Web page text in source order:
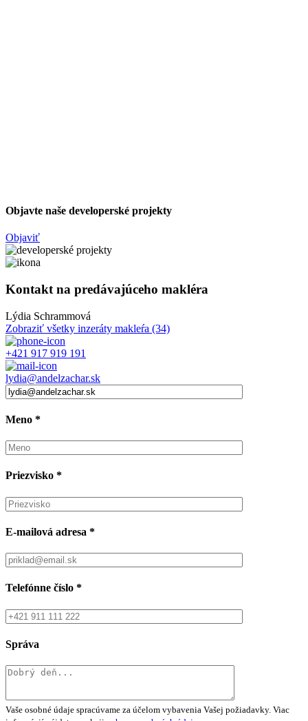
Objavte naše developerské projekty
Objaviť
Kontakt na predávajúceho makléra
Lýdia Schrammová
Zobraziť všetky inzeráty makleŕa (34)
+421 917 919 191
lydia@andelzachar.sk
Meno *
Priezvisko *
E-mailová adresa *
Telefónne číslo *
Správa
Vaše osobné údaje spracúvame za účelom vybavenia Vašej požiadavky. Viac